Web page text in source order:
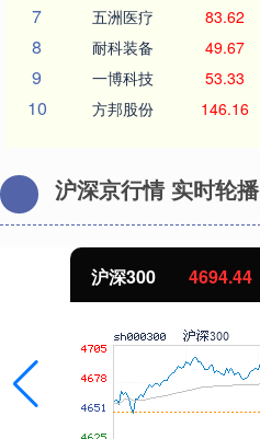
7 五洲医疗 83.62
8 耐科装备 49.67
9 一博科技 53.33
10 方邦股份 146.16
沪深京行情 实时轮播
沪深300 4694.44